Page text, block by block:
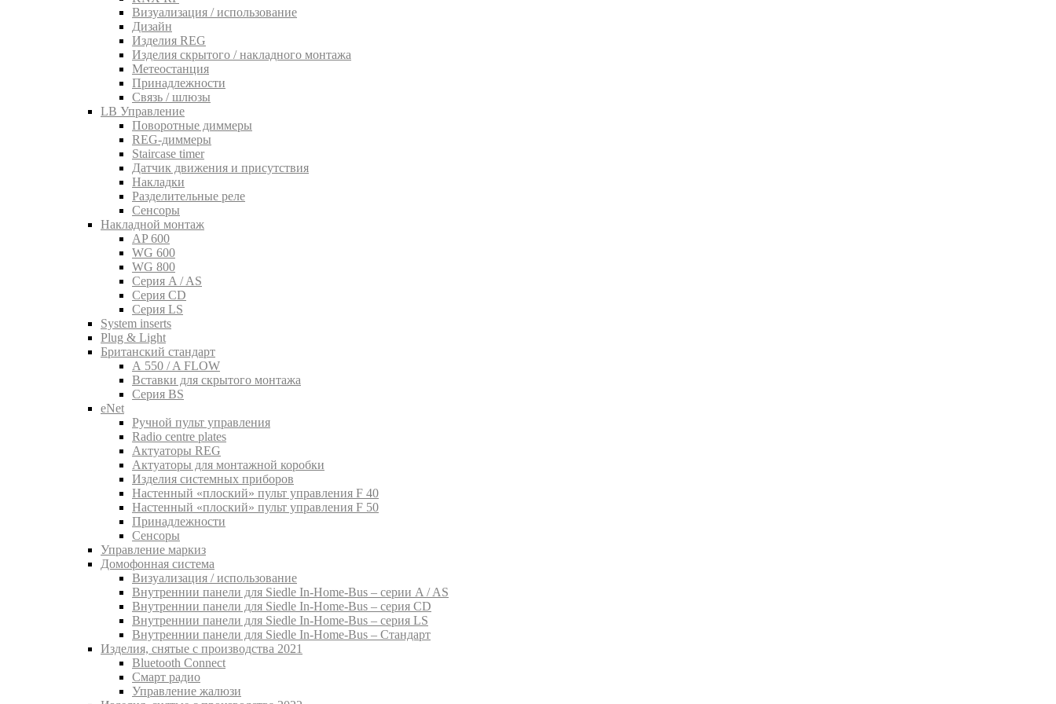
Визуализация / использование
Дизайн
Изделия REG
Изделия скрытого / накладного монтажа
Метеостанция
Принадлежности
Связь / шлюзы
LB Управление
Поворотные диммеры
REG-диммеры
Staircase timer
Датчик движения и присутствия
Накладки
Разделительные реле
Сенсоры
Накладной монтаж
AP 600
WG 600
WG 800
Серия A / AS
Серия CD
Серия LS
System inserts
Plug & Light
Британский стандарт
A 550 / A FLOW
Вставки для скрытого монтажа
Серия BS
eNet
Pучной пульт управления
Radio centre plates
Актуаторы REG
Актуаторы для монтажной коробки
Изделия системных приборов
Настенный «плоский» пульт управления F 40
Настенный «плоский» пульт управления F 50
Принадлежности
Сенсоры
Управление маркиз
Домофонная система
Визуализация / использование
Внутреннии панели для Siedle In-Home-Bus – серии A / AS
Внутреннии панели для Siedle In-Home-Bus – серия CD
Внутреннии панели для Siedle In-Home-Bus – серия LS
Внутреннии панели для Siedle In-Home-Bus – Стандарт
Изделия, снятые с производства 2021
Bluetooth Connect
Смарт радио
Управление жалюзи